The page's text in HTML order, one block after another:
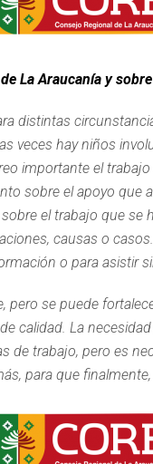
de La Araucanía y
distintas
veces hay niños
importante el
sobre el apoyo que
el trabajo que se
causas o
o para asistir
pero se puede
calidad. La
de trabajo, pero es
para que